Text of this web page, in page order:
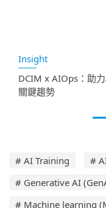
Insight
DCIM x AIOps：助
關鍵趨勢
# AI Training
#
# Generative AI
# Machine learning